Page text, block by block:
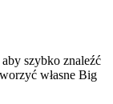
szybko znaleźć
własne Big